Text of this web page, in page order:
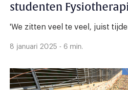
studenten
'We zitten veel te veel, juist
8 januari 2025 - 6 min.